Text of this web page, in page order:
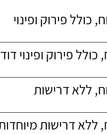
גג שטוח, כולל פירוק ופינוי
גג שטוח, כולל פירוק ופינוי דוד
גג שטוח, ללא דרישות